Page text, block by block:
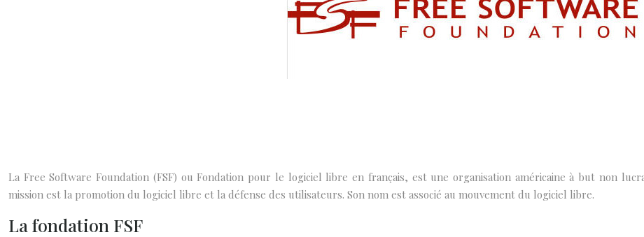
La Free Software Foundation (FSF) ou Fondation pour le logiciel libre en français, est une organisation américaine à but non
mission est la promotion du logiciel libre et la défense des utilisateurs. Son nom est associé au mouvement du logiciel libre.
La fondation FSF